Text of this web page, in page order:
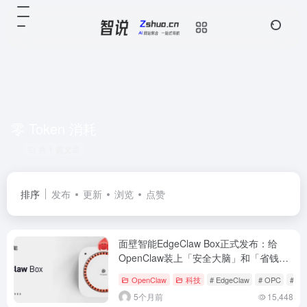
排序 发布 更新 浏览 点赞
面壁智能EdgeClaw Box正式发布：给
OpenClaw装上「安全大脑」和「省钱开
OpenClaw 科技 # EdgeClaw # OPC #
5个月前 15,448